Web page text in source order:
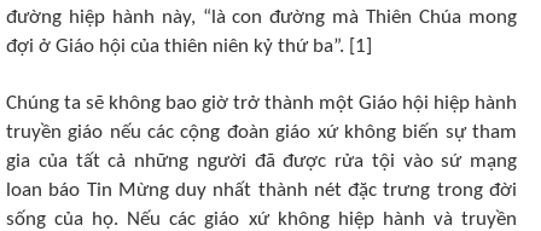
đường hiệp hành này, “là con đường mà Thiên Chúa mong
đợi ở Giáo hội của thiên niên kỷ thứ ba”. [1]
Chúng ta sẽ không bao giờ trở thành một Giáo hội hiệp hành
truyền giáo nếu các cộng đoàn giáo xứ không biến sự tham
gia của tất cả những người đã được rửa tội vào sứ mạng
loan báo Tin Mừng duy nhất thành nét đặc trưng trong đời
sống của họ. Nếu các giáo xứ không hiệp hành và truyền